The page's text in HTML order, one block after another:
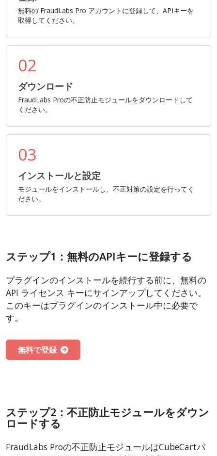
無料の FraudLabs Pro アカウントに登録して、APIキーを
取得してください。
02
ダウンロード
FraudLabs Proの不正防止モジュールをダウンロードして
ください。
03
インストールと設定
モジュールをインストールし、不正対策の設定を行ってく
ださい。
ステップ1：無料のAPIキーに登録する
プラグインのインストールを続行する前に、無料の
API ライセンス キーにサインアップしてください。
このキーはプラグインのインストール中に必要で
す。
無料で登録
ステップ2：不正防止モジュールをダウン
ロードする
FraudLabs Proの不正防止モジュールはCubeCartバ